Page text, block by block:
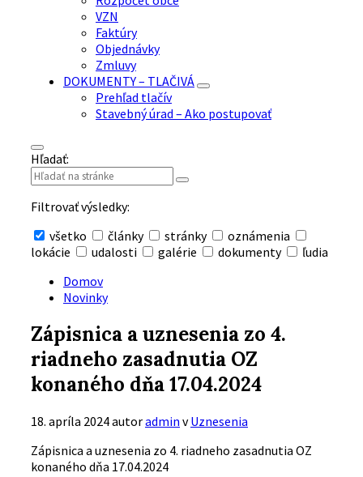
VZN
Faktúry
Objednávky
Zmluvy
DOKUMENTY – TLAČIVÁ
Prehľad tlačív
Stavebný úrad – Ako postupovať
Hľadať:
Filtrovať výsledky:
všetko
články stránky
oznámenia
lokácie
udalosti galérie dokumenty ľudia
vyhľadávanie
Domov
Novinky
Zápisnica a uznesenia zo 4.
riadneho zasadnutia OZ
konaného dňa 17.04.2024
18. apríla 2024autoradmin vUznesenia
Zápisnica a uznesenia zo 4. riadneho zasadnutia OZ
konaného dňa 17.04.2024